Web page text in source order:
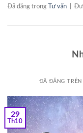
Đã đăng trong Tư vấn
ĐÃ ĐĂNG
29
Th10